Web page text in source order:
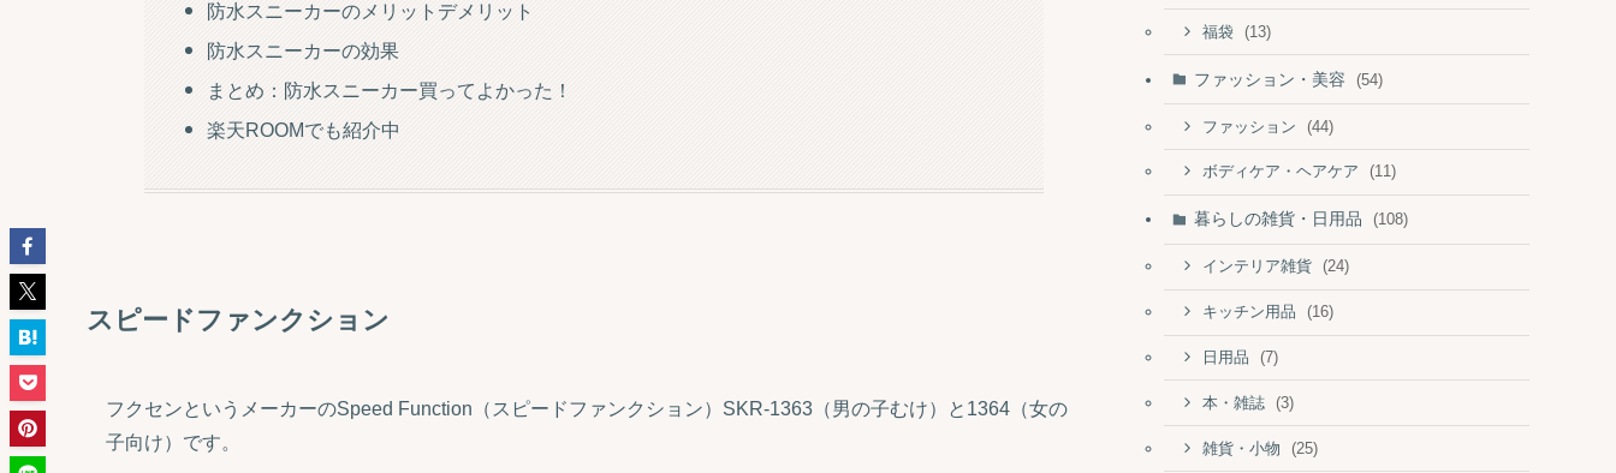
防水スニーカーのメリットデメリット
防水スニーカーの効果
まとめ：防水スニーカー買ってよかった！
楽天ROOMでも紹介中
スピードファンクション
フクセンというメーカーのSpeed Function（スピードファンクション）SKR-1363（男の子むけ）と1364（女の
子向け）です。
福袋 (13)
ファッション・美容 (54)
ファッション (44)
ボディケア・ヘアケア (11)
暮らしの雑貨・日用品 (108)
インテリア雑貨 (24)
キッチン用品 (16)
日用品 (7)
本・雑誌 (3)
雑貨・小物 (25)